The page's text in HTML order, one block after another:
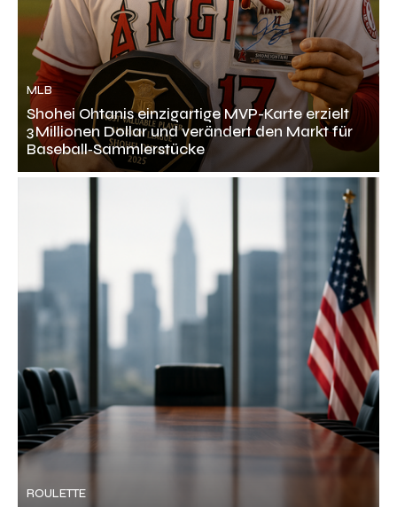
MLB
Shohei Ohtanis einzigartige MVP-Karte erzielt
3 Millionen Dollar und verändert den Markt für
Baseball‑Sammlerstücke
ROULETTE